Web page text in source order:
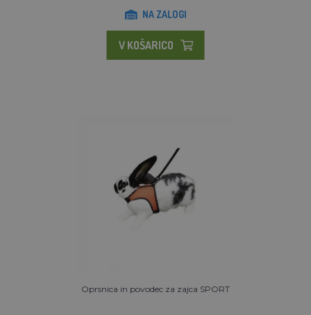
NA ZALOGI
V KOŠARICO
Oprsnica in povodec za zajca SPORT